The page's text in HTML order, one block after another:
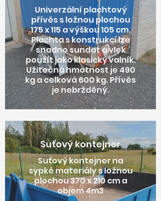
Univerzální plachtový
přívěs s ložnou plochou
175 x 115 a výškou 105 cm.
Plachta s konstrukcí lze
snadno sundat a vlek
použít jako klasický valník.
Užitečná hmotnost je 490
kg a celková 600 kg. Přívěs
je nebržděný.
Suťový kontejner
Suťový kontejner na
sypké materiály s ložnou
plochou 370 x 210 cm a
objem 4m3